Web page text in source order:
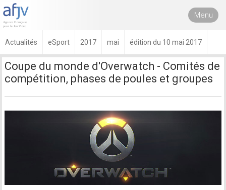
Menu
Actualités eSport 2017 mai édition du 10 mai 2017
Coupe du monde d'Overwatch - Comités de
compétition, phases de poules et groupes